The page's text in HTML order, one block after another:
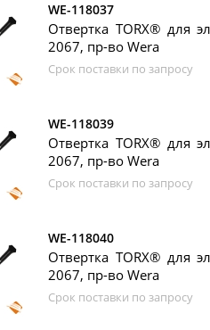
WE-118037
Отвертка TORX® для
2067, пр-во Wera
Срок поставки по запросу
WE-118039
Отвертка TORX® для
2067, пр-во Wera
Срок поставки по запросу
WE-118040
Отвертка TORX® для
2067, пр-во Wera
Срок поставки по запросу